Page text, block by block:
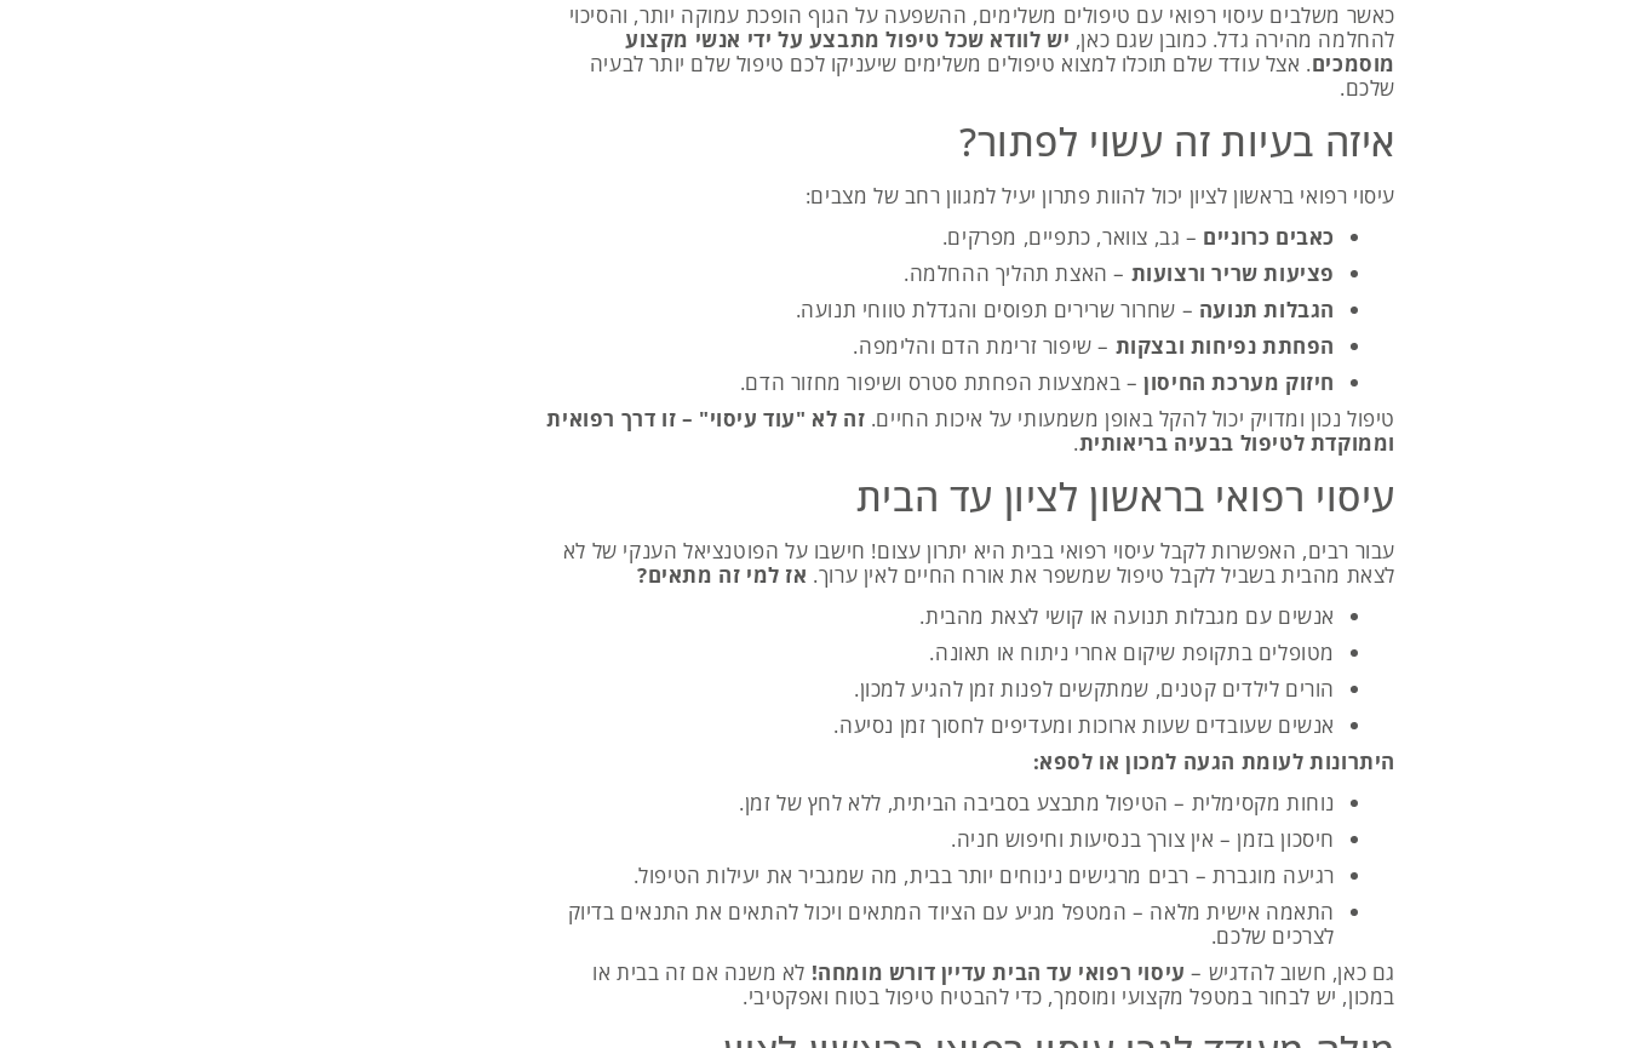
כאשר משלבים עיסוי רפואי עם טיפולים משלימים, ההשפעה על הגוף הופכת עמוקה יותר, והסיכוי
להחלמה מהירה גדל. כמובן שגם כאן, יש לוודא שכל טיפול מתבצע על ידי אנשי מקצוע
מוסמכים. אצל עודד שלם תוכלו למצוא טיפולים משלימים שיעניקו לכם טיפול שלם יותר לבעיה
שלכם.
איזה בעיות זה עשוי לפתור?
עיסוי רפואי בראשון לציון יכול להוות פתרון יעיל למגוון רחב של מצבים:
כאבים כרוניים – גב, צוואר, כתפיים, מפרקים.
פציעות שריר ורצועות – האצת תהליך ההחלמה.
הגבלות תנועה – שחרור שרירים תפוסים והגדלת טווחי תנועה.
הפחתת נפיחות ובצקות – שיפור זרימת הדם והלימפה.
חיזוק מערכת החיסון– באמצעות הפחתת סטרס ושיפור מחזור הדם.
טיפול נכון ומדויק יכול להקל באופן משמעותי על איכות החיים. זה לא "עוד עיסוי" – זו דרך רפואית
וממוקדת לטיפול בבעיה בריאותית.
עיסוי רפואי בראשון לציון עד הבית
עבור רבים, האפשרות לקבל עיסוי רפואי בבית היא יתרון עצום! חישבו על הפוטנציאל הענקי של לא
לצאת מהבית בשביל לקבל טיפול שמשפר את אורח החיים לאין ערוך. אז למי זה מתאים?
אנשים עם מגבלות תנועה או קושי לצאת מהבית.
מטופלים בתקופת שיקום אחרי ניתוח או תאונה.
הורים לילדים קטנים, שמתקשים לפנות זמן להגיע למכון.
אנשים שעובדים שעות ארוכות ומעדיפים לחסוך זמן נסיעה.
היתרונות לעומת הגעה למכון או לספא:
נוחות מקסימלית – הטיפול מתבצע בסביבה הביתית, ללא לחץ של זמן.
חיסכון בזמן – אין צורך בנסיעות וחיפוש חניה.
רגיעה מוגברת – רבים מרגישים נינוחים יותר בבית, מה שמגביר את יעילות הטיפול.
התאמה אישית מלאה – המטפל מגיע עם הציוד המתאים ויכול להתאים את התנאים בדיוק
לצרכים שלכם.
גם כאן, חשוב להדגיש – עיסוי רפואי עד הבית עדיין דורש מומחה! לא משנה אם זה בבית או
במכון, יש לבחור במטפל מקצועי ומוסמך, כדי להבטיח טיפול בטוח ואפקטיבי.